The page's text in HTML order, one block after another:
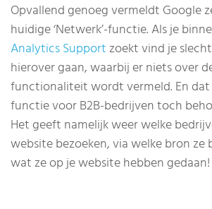
Opvallend genoeg vermeldt Google
huidige ‘Netwerk’-functie. Als je
Analytics Supportzoekt vind je
hierover gaan, waarbij er niets over
functionaliteit wordt vermeld. En
functie voor B2B-bedrijven toch
Het geeft namelijk weer welke
website bezoeken, via welke bron ze
wat ze op je website hebben gedaan!